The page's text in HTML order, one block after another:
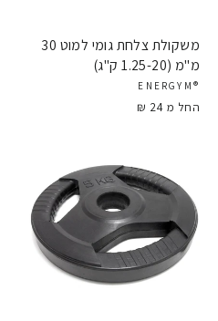
משקולת צלחת גומי למוט 30
מ"מ (1.25-20 ק''ג)
®ENERGYM
החל מ 24 ₪